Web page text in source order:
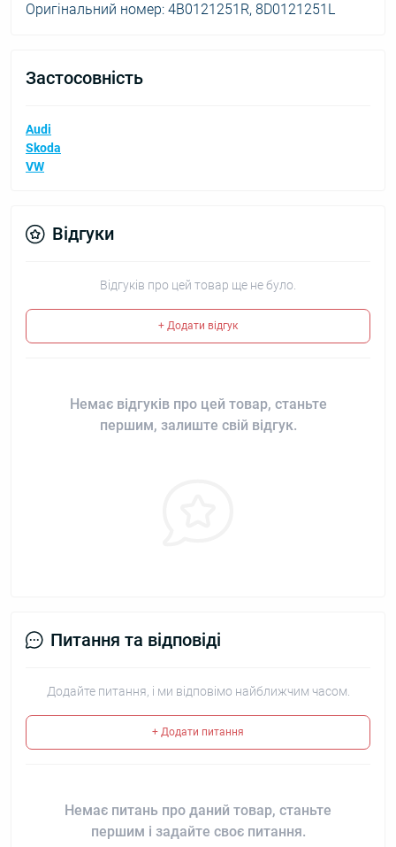
Оригінальний номер: 4B0121251R, 8D0121251L
Застосовність
Audi
Skoda
VW
Відгуки
Відгуків про цей товар ще не було.
+ Додати відгук
Немає відгуків про цей товар, станьте
першим, залиште свій відгук.
Питання та відповіді
Додайте питання, і ми відповімо найближчим часом.
+ Додати питання
Немає питань про даний товар, станьте
першим і задайте своє питання.